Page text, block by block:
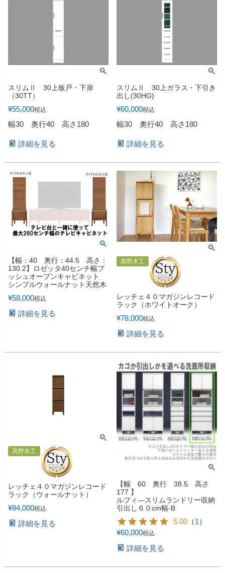
スリムⅡ 30上板戸・下扉
（30TT）
¥55,000税込
幅30 奥行40 高さ180
詳細を見る
スリムⅡ 30上ガラス・下引き
出し(30HG)
¥60,000税込
幅30 奥行40 高さ180
詳細を見る
【幅：40 奥行：44.5 高さ：
130.2】ロゼッタ40センチ幅プ
ッシュオープンキャビネット
シンプルウォールナット天然木
¥58,000税込
詳細を見る
高野木工
レッチェ４０マガジンレコード
ラック（ホワイトオーク）
¥78,000税込
詳細を見る
高野木工
レッチェ４０マガジンレコード
ラック（ウォールナット）
¥84,000税込
詳細を見る
【幅 60 奥行 38.5 高さ
177 】
ルフィ―スリムランドリー収納
引出し６０cm幅-B
5.00 （1）
¥60,000税込
詳細を見る